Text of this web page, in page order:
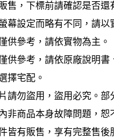
售，下標前請確認是否還
幕設定而略有不同，請以
供參考，請依實物為主。
供參考，請依原廠說明
擇宅配。
請勿盜用，盜用必究。
非商品本身故障問題，
皆有販售，享有完整售後